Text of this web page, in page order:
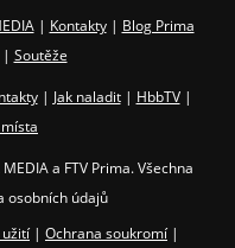
| Kontakty| Blog Prima
| Soutěže
| Jak naladit| HbbTV|
a FTV Prima. Všechna
osobních údajů
užití | Ochrana soukromí |